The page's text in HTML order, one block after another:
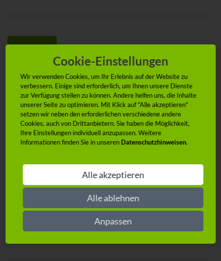
Verlässliche Bonitätsauskünfte
Eintreiben offener Forderungen
Kostenschutz und Unterstützung bei
außergerichtlichen und gerichtlichen Mahnverfahren
Schlechte Zahlungsmoral? Unbezahlte Rechnungen?
Liquiditätsprobleme? Hier greift das Forderungsmanagement von
ADVOCARD als Ergänzung zum ADVOCARD-360°-GEWERBE. Mit
unseren Partnern sichern Sie den reibungslosen Zahlungsverkehr
Ihres Unternehmens. Für weitere Informationen und Fragen
wenden Sie sich gern direkt an Ihren Berater vor Ort.
Cookie-Einstellungen
Wir verwenden Cookies, um Ihr Erlebnis auf der Website zu
verbessern. Einige sind erforderlich, um Ihnen unsere Dienste
zur Verfügung stellen zu können. Andere helfen uns, die Inhalte
unserer Seite zu optimieren. Mit Klick auf "Alle akzeptieren"
setzen wir neben den erforderlichen verschiedene andere
Cookies, auch von Drittanbietern. Sie haben die Möglichkeit,
Ihre Einstellungen individuell anzupassen. Weitere
Informationen finden Sie in unseren Datenschutzhinweisen.
Alle akzeptieren
Alle ablehnen
Anpassen